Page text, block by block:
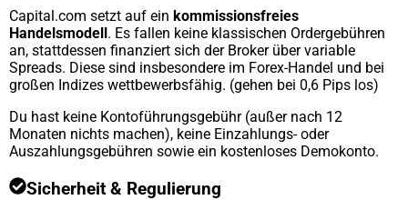
Capital.com setzt auf ein kommissionsfreies
Handelsmodell. Es fallen keine klassischen Ordergebühren
an, stattdessen finanziert sich der Broker über variable
Spreads. Diese sind insbesondere im Forex-Handel und bei
großen Indizes wettbewerbsfähig. (gehen bei 0,6 Pips los)
Du hast keine Kontoführungsgebühr (außer nach 12
Monaten nichts machen), keine Einzahlungs- oder
Auszahlungsgebühren sowie ein kostenloses Demokonto.
Sicherheit & Regulierung